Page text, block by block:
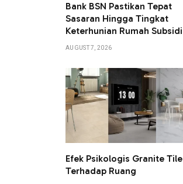
Bank BSN Pastikan Tepat
Sasaran Hingga Tingkat
Keterhunian Rumah Subsidi
AUGUST 7, 2026
Efek Psikologis Granite Tile
Terhadap Ruang